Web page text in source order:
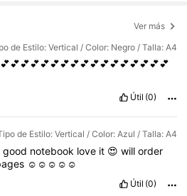
Ver más
de Estilo: Vertical / Color: Negro / Talla: A4
Útil (0)
de Estilo: Vertical / Color: Azul / Talla: A4
good notebook love it 😍 will order
☺️☺️☺️☺️☺️
Útil (0)